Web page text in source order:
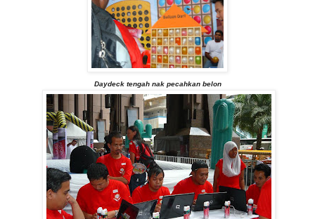
Daydeck tengah nak pecahkan belon